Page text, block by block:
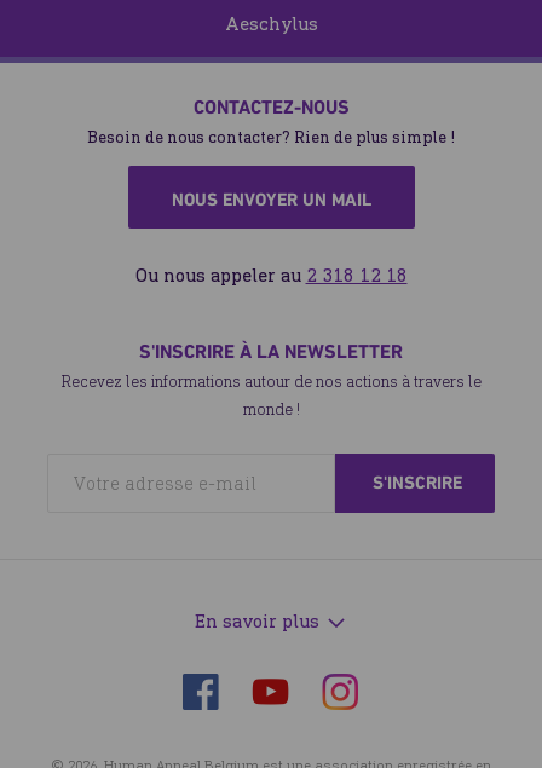
Aeschylus
CONTACTEZ-NOUS
Besoin de nous contacter? Rien de plus simple !
NOUS ENVOYER UN MAIL
Ou nous appeler au 2 318 12 18
S'INSCRIRE À LA NEWSLETTER
Recevez les informations autour de nos actions à travers le
monde !
En savoir plus
Suivez-
nous
Suivez-
Suivez-
nous